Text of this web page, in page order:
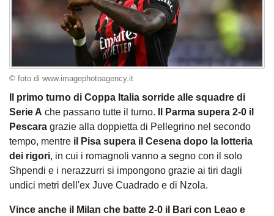
© foto di www.imagephotoagency.it
Il primo turno di Coppa Italia sorride alle squadre di
Serie A che passano tutte il turno.
Il Parma supera 2-0 il
Pescara grazie alla doppietta di Pellegrino nel secondo
tempo, mentre il Pisa supera il Cesena dopo la lotteria
dei rigori, in cui i romagnoli vanno a segno con il solo
Shpendi e i nerazzurri si impongono grazie ai tiri dagli
undici metri dell'ex Juve Cuadrado e di Nzola.
Vince anche il Milan che batte 2-0 il Bari con Leao e